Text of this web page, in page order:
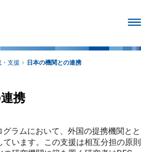
メ
・支援 日本の機関との連携
携
ラムにおいて、外国の提携機関とと
ています。この支援は相互分担の原則